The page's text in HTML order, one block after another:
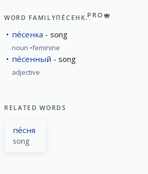
WORD FAMILYПЕ́СЕНКАPRO
пе́сенка song
noun feminine
пе́сенный song
adjective
RELATED WORDS
пе́сня
song